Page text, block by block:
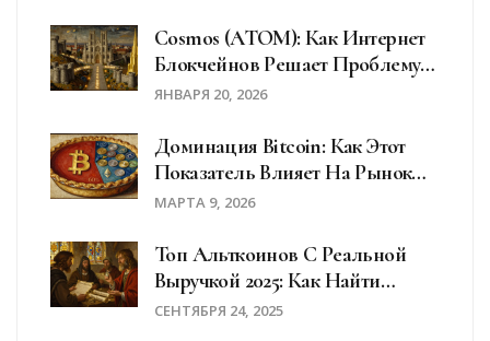
Cosmos (ATOM): Как Интернет
Блокчейнов Решает Проблему
Изоляции Криптовалют
ЯНВАРЯ 20, 2026
Доминация Bitcoin: Как Этот
Показатель Влияет На Рынок
Альткоинов
МАРТА 9, 2026
Топ Альткоинов С Реальной
Выручкой 2025: Как Найти
Прибыльные Токены Вместо
СЕНТЯБРЯ 24, 2025